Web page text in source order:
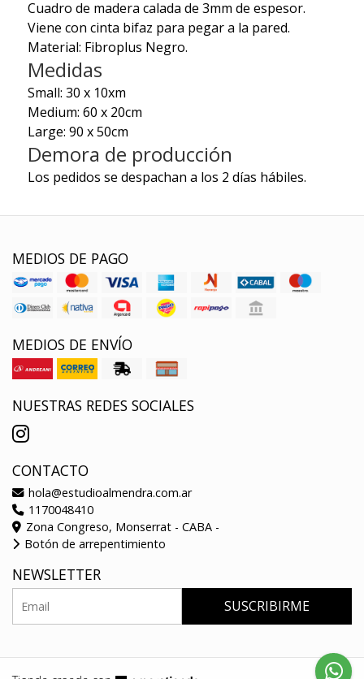
Cuadro de madera calada de 3mm de espesor.
Viene con cinta bifaz para pegar a la pared.
Material: Fibroplus Negro.
Medidas
Small: 30 x 10xm
Medium: 60 x 20cm
Large: 90 x 50cm
Demora de producción
Los pedidos se despachan a los 2 días hábiles.
MEDIOS DE PAGO
MEDIOS DE ENVÍO
NUESTRAS REDES SOCIALES
CONTACTO
hola@estudioalmendra.com.ar
1170048410
Zona Congreso, Monserrat - CABA -
Botón de arrepentimiento
NEWSLETTER
SUSCRIBIRME